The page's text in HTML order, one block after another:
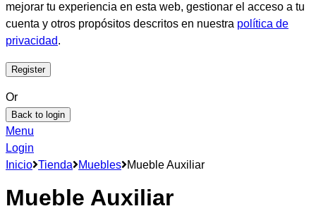
mejorar tu experiencia en esta web, gestionar el acceso a tu
cuenta y otros propósitos descritos en nuestra política de
privacidad.
Or
Back to login
Menu
Login
Inicio Tienda Muebles Mueble Auxiliar
Mueble Auxiliar